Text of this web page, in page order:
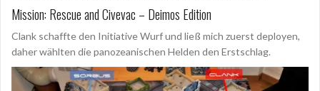
Mission: Rescue and Civevac – Deimos Edition
Clank schaffte den Initiative Wurf und ließ mich zuerst deployen,
daher wählten die panozeanischen Helden den Erstschlag.